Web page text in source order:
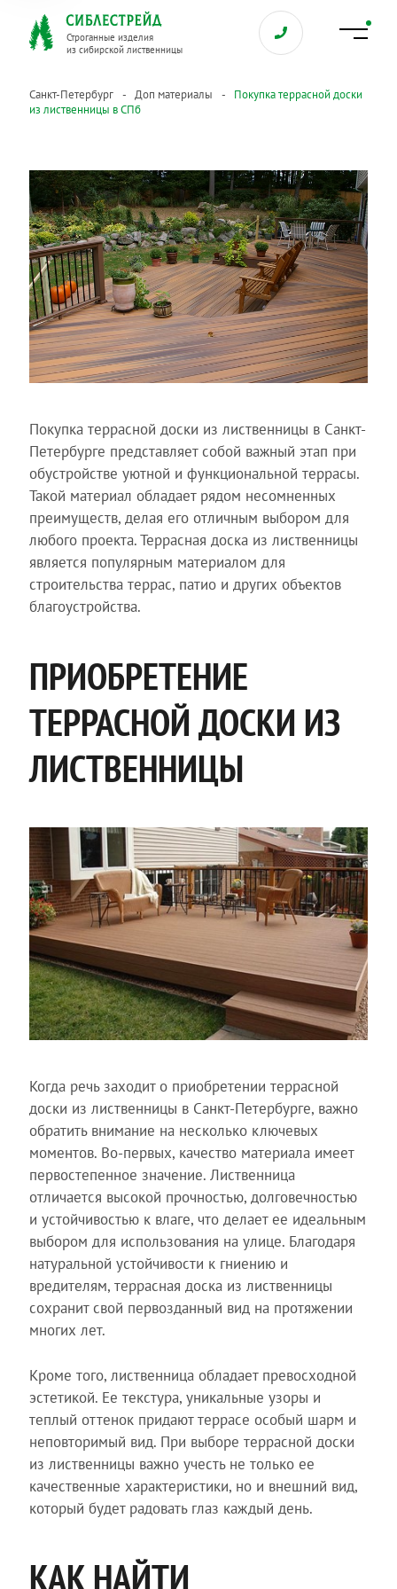
Строганные изделия
из сибирской лиственницы
Санкт-Петербург Доп материалы
Покупка террасной доски
из лиственницы в СПб
Покупка террасной доски из лиственницы в Санкт-
Петербурге представляет собой важный этап при
обустройстве уютной и функциональной террасы.
Такой материал обладает рядом несомненных
преимуществ, делая его отличным выбором для
любого проекта. Террасная доска из лиственницы
является популярным материалом для
строительства террас, патио и других объектов
благоустройства.
ПРИОБРЕТЕНИЕ
ТЕРРАСНОЙ ДОСКИ ИЗ
ЛИСТВЕННИЦЫ
Когда речь заходит о приобретении террасной
доски из лиственницы в Санкт-Петербурге, важно
обратить внимание на несколько ключевых
моментов. Во-первых, качество материала имеет
первостепенное значение. Лиственница
отличается высокой прочностью, долговечностью
и устойчивостью к влаге, что делает ее идеальным
выбором для использования на улице. Благодаря
натуральной устойчивости к гниению и
вредителям, террасная доска из лиственницы
сохранит свой первозданный вид на протяжении
многих лет.
Кроме того, лиственница обладает превосходной
эстетикой. Ее текстура, уникальные узоры и
теплый оттенок придают террасе особый шарм и
неповторимый вид. При выборе террасной доски
из лиственницы важно учесть не только ее
качественные характеристики, но и внешний вид,
который будет радовать глаз каждый день.
КАК НАЙТИ